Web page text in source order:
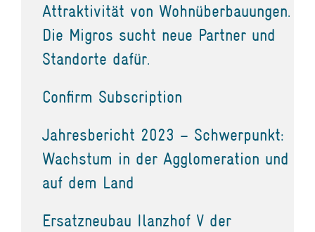
Attraktivität von Wohnüberbauungen.
Die Migros sucht neue Partner und
Standorte dafür.
Confirm Subscription
Jahresbericht 2023 – Schwerpunkt:
Wachstum in der Agglomeration und
auf dem Land
Ersatzneubau Ilanzhof V der